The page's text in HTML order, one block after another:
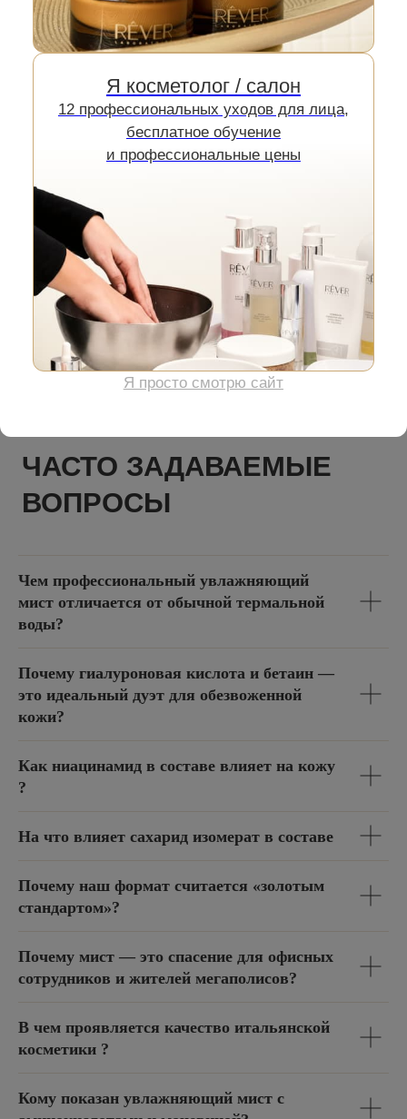
структурам нашей кожи.
Главная/ Каталог
Для домашнего ухода Для косметологов
ЧАСТО ЗАДАВАЕМЫЕ
ВОПРОСЫ
Чем профессиональный увлажняющий
мист отличается от обычной термальной
воды?
Почему гиалуроновая кислота и бетаин —
это идеальный дуэт для обезвоженной
кожи?
Как ниацинамид в составе влияет на кожу
?
На что влияет сахарид изомерат в составе
Почему наш формат считается «золотым
стандартом»?
Почему мист — это спасение для офисных
сотрудников и жителей мегаполисов?
В чем проявляется качество итальянской
косметики ?
Кому показан увлажняющий мист с
12 профессиональных уходов для лица,
бесплатное обучение
и профессиональные цены
Я просто смотрю сайт